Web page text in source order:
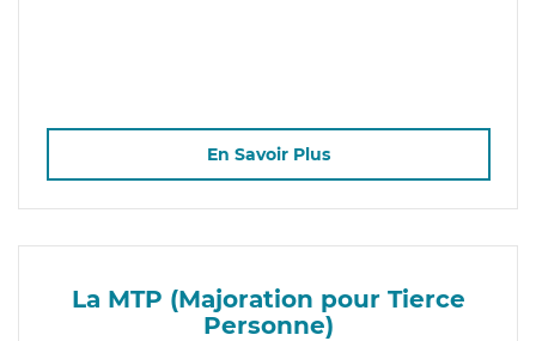
En Savoir Plus
La MTP (Majoration pour Tierce
Personne)